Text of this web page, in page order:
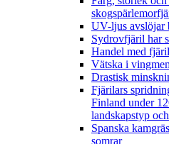
UV-ljus avslöjar
Sydrovfjäril har
Handel med
Vätska i
Drastisk
Fjärilars
Finland under
landskapstyp
Spanska
somrar